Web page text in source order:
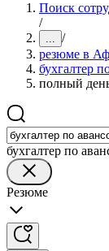
Поиск
/
... /
резюме в
бухгалтер
полный
бухгалтер по
Резюме